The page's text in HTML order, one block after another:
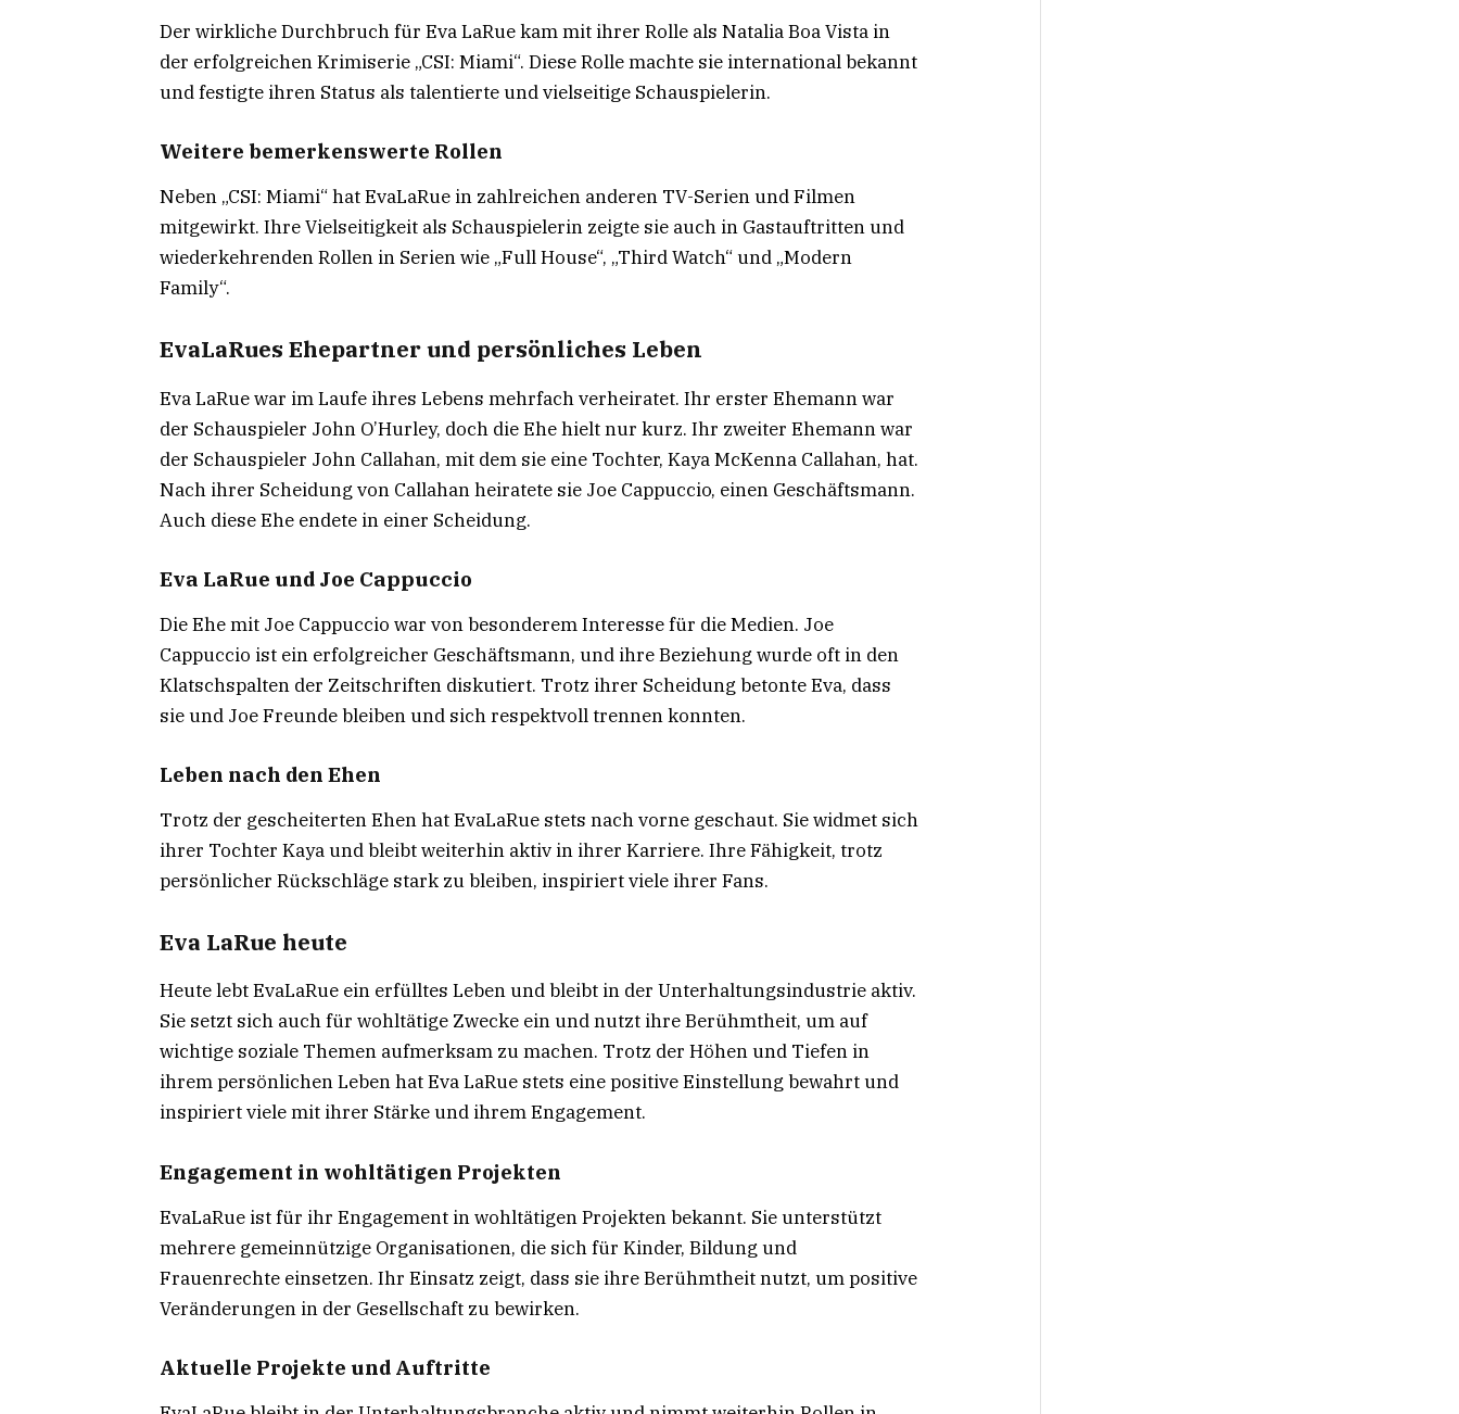
Der wirkliche Durchbruch für Eva LaRue kam mit ihrer Rolle als Natalia Boa Vista in
der erfolgreichen Krimiserie „CSI: Miami“. Diese Rolle machte sie international bekannt
und festigte ihren Status als talentierte und vielseitige Schauspielerin.
Weitere bemerkenswerte Rollen
Neben „CSI: Miami“ hat EvaLaRue in zahlreichen anderen TV-Serien und Filmen
mitgewirkt. Ihre Vielseitigkeit als Schauspielerin zeigte sie auch in Gastauftritten und
wiederkehrenden Rollen in Serien wie „Full House“, „Third Watch“ und „Modern
Family“.
EvaLaRues Ehepartner und persönliches Leben
Eva LaRue war im Laufe ihres Lebens mehrfach verheiratet. Ihr erster Ehemann war
der Schauspieler John O’Hurley, doch die Ehe hielt nur kurz. Ihr zweiter Ehemann war
der Schauspieler John Callahan, mit dem sie eine Tochter, Kaya McKenna Callahan, hat.
Nach ihrer Scheidung von Callahan heiratete sie Joe Cappuccio, einen Geschäftsmann.
Auch diese Ehe endete in einer Scheidung.
Eva LaRue und Joe Cappuccio
Die Ehe mit Joe Cappuccio war von besonderem Interesse für die Medien. Joe
Cappuccio ist ein erfolgreicher Geschäftsmann, und ihre Beziehung wurde oft in den
Klatschspalten der Zeitschriften diskutiert. Trotz ihrer Scheidung betonte Eva, dass
sie und Joe Freunde bleiben und sich respektvoll trennen konnten.
Leben nach den Ehen
Trotz der gescheiterten Ehen hat EvaLaRue stets nach vorne geschaut. Sie widmet sich
ihrer Tochter Kaya und bleibt weiterhin aktiv in ihrer Karriere. Ihre Fähigkeit, trotz
persönlicher Rückschläge stark zu bleiben, inspiriert viele ihrer Fans.
Eva LaRue heute
Heute lebt EvaLaRue ein erfülltes Leben und bleibt in der Unterhaltungsindustrie aktiv.
Sie setzt sich auch für wohltätige Zwecke ein und nutzt ihre Berühmtheit, um auf
wichtige soziale Themen aufmerksam zu machen. Trotz der Höhen und Tiefen in
ihrem persönlichen Leben hat Eva LaRue stets eine positive Einstellung bewahrt und
inspiriert viele mit ihrer Stärke und ihrem Engagement.
Engagement in wohltätigen Projekten
EvaLaRue ist für ihr Engagement in wohltätigen Projekten bekannt. Sie unterstützt
mehrere gemeinnützige Organisationen, die sich für Kinder, Bildung und
Frauenrechte einsetzen. Ihr Einsatz zeigt, dass sie ihre Berühmtheit nutzt, um positive
Veränderungen in der Gesellschaft zu bewirken.
Aktuelle Projekte und Auftritte